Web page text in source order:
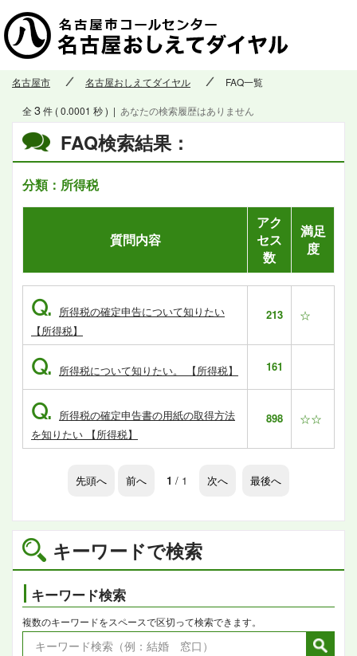
名古屋市 名古屋おしえてダイヤル FAQ一覧
キーワードで検索
キーワード検索
複数のキーワードをスペースで区切って検索できます。
FAQ検索結果：
分類：所得税
全3件 ( 0.0001 秒 ) | あなたの検索履歴はありません
質問内容
アク
セス
数
満足
度
Q. 所得税の確定申告について知りたい
【所得税】
213 ☆
Q. 所得税について知りたい。 【所得税】 161
Q. 所得税の確定申告書の用紙の取得方法
を知りたい 【所得税】
898 ☆☆
先頭へ 前へ 1 / 1 次へ 最後へ